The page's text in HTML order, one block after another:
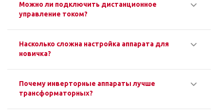
Можно ли подключить дистанционное
управление током?
Насколько сложна настройка аппарата для
новичка?
Почему инверторные аппараты лучше
трансформаторных?